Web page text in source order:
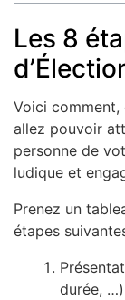
Les 8
Voici
allez pouvoir
personne de
ludique et
Prenez un
étapes
durée, …)